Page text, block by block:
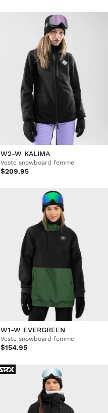
W2-W KALIMA
Veste snowboard femme
$209.95
W1-W EVERGREEN
Veste snowboard femme
$154.95